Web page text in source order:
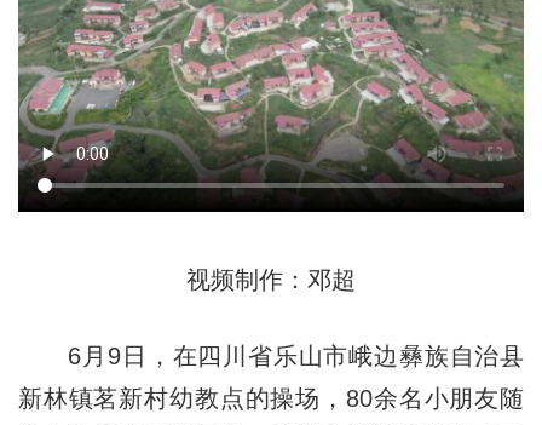
视频制作：邓超
6月9日，在四川省乐山市峨边彝族自治县
新林镇茗新村幼教点的操场，80余名小朋友随